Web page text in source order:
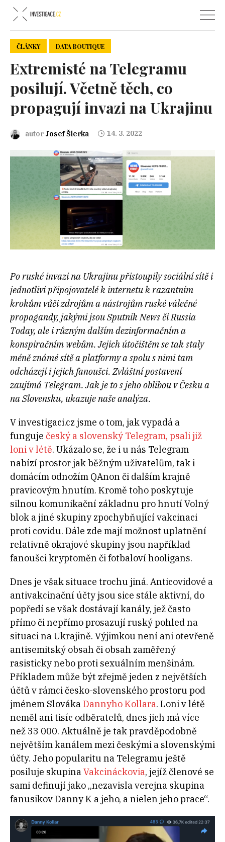
ČLÁNKY DATA BOUTIQUE
Extremisté na Telegramu
posilují. Včetně těch, co
propagují invazi na Ukrajinu
autor Josef Šlerka 14. 3. 2022
Po ruské invazi na Ukrajinu přistoupily sociální sítě i
jednotliví připojovatelé k internetu k razantním
krokům vůči zdrojům a nástrojům ruské válečné
propagandy, jakými jsou Sputnik News či Russia
Today, ale i různým dalším dezinformačním a
konspiračním webům. Jejich útočištěm se tak staly
méně známé sítě a platformy a spolu s nimi tam
odcházejí i jejich fanoušci. Zvláštní postavení
zaujímá Telegram. Jak je to s jeho oblibou v Česku a
na Slovensku, ukazuje naše analýza.
V investigaci.cz jsme o tom, jak vypadá a
funguje český a slovenský Telegram, psali již
loni v létě. Ukázalo se, že i u nás Telegram
nabízí prostor jak běžným uživatelům, tak i
domácím odnožím QAnon či dalším krajně
pravicovým hnutím. Kromě toho poskytuje
silnou komunikační základnu pro hnutí Volný
blok a jiné skupiny zpochybňující vakcinaci
proti covidu. Dále zde mají možnost uplatnění
relativně okrajové skupiny jsou například
fanoušci kryptoměn či fotbaloví hooligans.
Dnes je však situace trochu jiná. Anticovidové a
antivakcinační účty jsou sice stále aktivní, do
popředí se však dostávají kanály, jež často
přímo či nepřímo prosazují ruský pohled na
situaci na Ukrajině. Výjimkou není ani otevřeně
antisemitský obsah či obsah zaměřený
rasisticky nebo proti sexuálním menšinám.
Příkladem může být zřejmě jeden z největších
účtů v rámci česko-slovenského prostoru pod
jménem SlovákaDannyho Kollara. Loni v létě
neměl ani tisíc odběratelů, dnes jich má více
než 33 000. Aktuálně je tak pravděpodobně
největším kanálem mezi českými a slovenskými
účty. Jeho popularitu na Telegramu ještě
posiluje skupinaVakcináckovia, jejíž členové se
sami definují jako „nezavisla verejna skupina
fanusikov Danny K a jeho, a nielen jeho prace“.